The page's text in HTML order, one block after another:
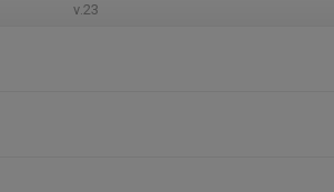
v.23